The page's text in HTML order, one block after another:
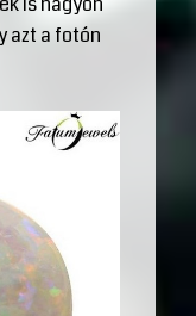
azt a fotón